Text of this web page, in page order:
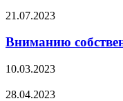
21.07.2023
Вниманию
10.03.2023
28.04.2023